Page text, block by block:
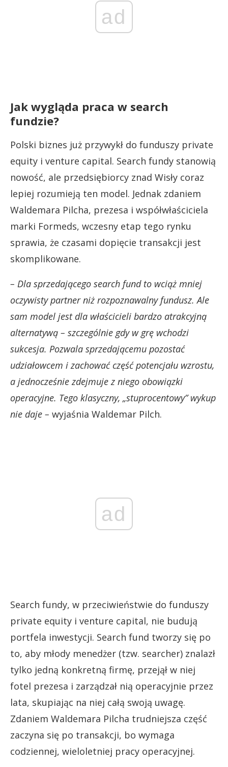
ad
Jak wygląda praca w search
fundzie?
Polski biznes już przywykł do funduszy private
equity i venture capital. Search fundy stanowią
nowość, ale przedsiębiorcy znad Wisły coraz
lepiej rozumieją ten model. Jednak zdaniem
Waldemara Pilcha, prezesa i współwłaściciela
marki Formeds, wczesny etap tego rynku
sprawia, że czasami dopięcie transakcji jest
skomplikowane.
– Dla sprzedającego search fund to wciąż mniej
oczywisty partner niż rozpoznawalny fundusz. Ale
sam model jest dla właścicieli bardzo atrakcyjną
alternatywą – szczególnie gdy w grę wchodzi
sukcesja. Pozwala sprzedającemu pozostać
udziałowcem i zachować część potencjału wzrostu,
a jednocześnie zdejmuje z niego obowiązki
operacyjne. Tego klasyczny, „stuprocentowy” wykup
nie daje – wyjaśnia Waldemar Pilch.
ad
Search fundy, w przeciwieństwie do funduszy
private equity i venture capital, nie budują
portfela inwestycji. Search fund tworzy się po
to, aby młody menedżer (tzw. searcher) znalazł
tylko jedną konkretną firmę, przejął w niej
fotel prezesa i zarządzał nią operacyjnie przez
lata, skupiając na niej całą swoją uwagę.
Zdaniem Waldemara Pilcha trudniejsza część
zaczyna się po transakcji, bo wymaga
codziennej, wieloletniej pracy operacyjnej.